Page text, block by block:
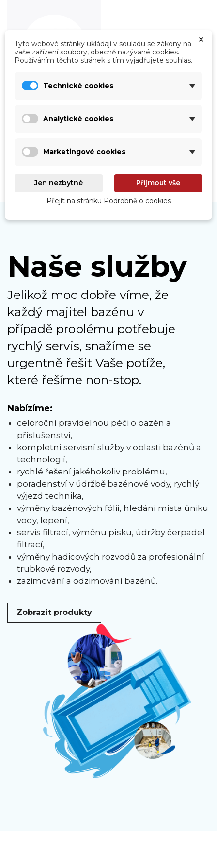
Prohlédnout
Naše služby
Jelikož moc dobře víme, že
každý majitel bazénu v
případě problému potřebuje
rychlý servis, snažíme se
urgentně řešit Vaše potíže,
které řešíme non-stop.
Nabízíme:
celoroční pravidelnou péči o bazén a
příslušenství,
kompletní servisní služby v oblasti bazénů a
technologií,
rychlé řešení jakéhokoliv problému,
poradenství v údržbě bazénové vody, rychlý
výjezd technika,
výměny bazénových fólií, hledání místa úniku
vody, lepení,
servis filtrací, výměnu písku, údržby čerpadel
filtrací,
výměny hadicových rozvodů za profesionální
trubkové rozvody,
zazimování a odzimování bazénů.
Zobrazit produkty
×
Tyto webové stránky ukládají v souladu se zákony na
vaše zařízení soubory, obecně nazývané cookies.
Používáním těchto stránek s tím vyjadřujete souhlas.
Technické cookies
Analytické cookies
Marketingové cookies
Jen nezbytné Přijmout vše
Přejít na stránku Podrobně o cookies